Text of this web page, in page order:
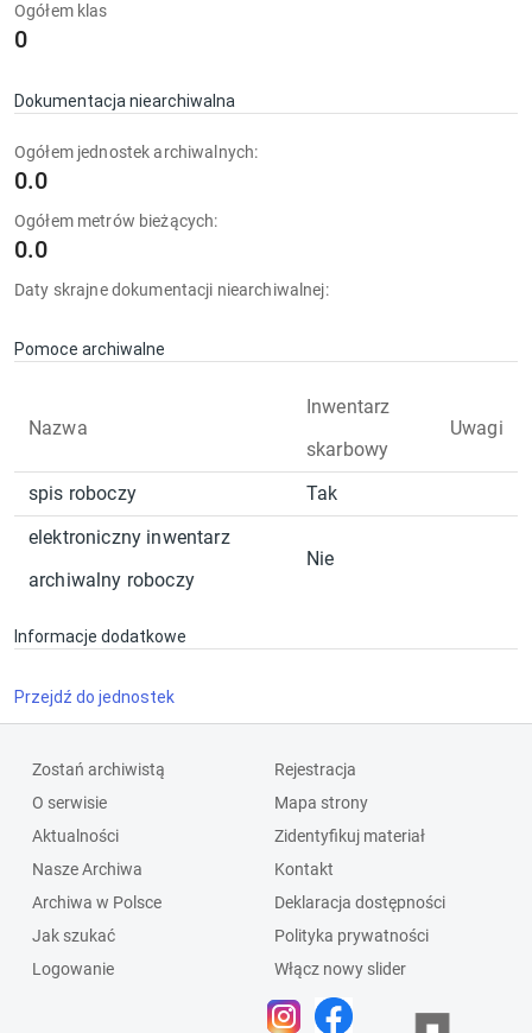
Ogółem klas
0
Dokumentacja niearchiwalna
Ogółem jednostek archiwalnych:
0.0
Ogółem metrów bieżących:
0.0
Daty skrajne dokumentacji niearchiwalnej:
Pomoce archiwalne
Nazwa
Inwentarz
skarbowy
Uwagi
spis roboczy
Tak
elektroniczny inwentarz
archiwalny roboczy
Nie
Informacje dodatkowe
Przejdź do jednostek
Zostań archiwistą
O serwisie
Aktualności
Nasze Archiwa
Archiwa w Polsce
Jak szukać
Logowanie
Rejestracja
Mapa strony
Zidentyfikuj materiał
Kontakt
Deklaracja dostępności
Polityka prywatności
Włącz nowy slider